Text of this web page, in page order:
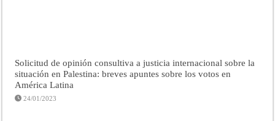
Solicitud de opinión consultiva a justicia internacional sobre la
situación en Palestina: breves apuntes sobre los votos en
América Latina
24/01/2023